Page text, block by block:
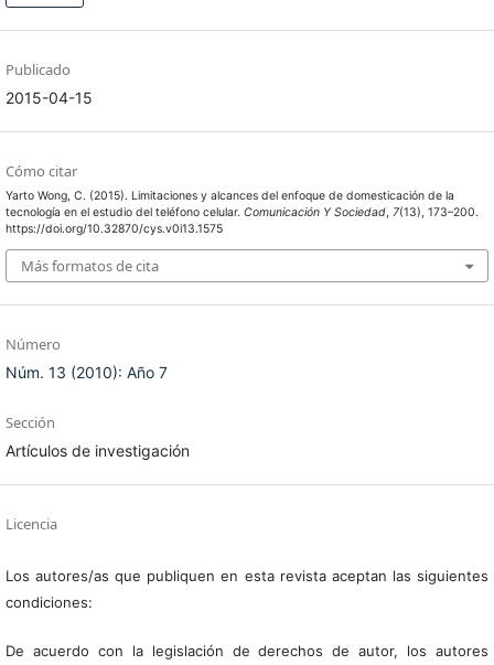
Publicado
2015-04-15
Cómo citar
Yarto Wong, C. (2015). Limitaciones y alcances del enfoque de domesticación de la
tecnología en el estudio del teléfono celular. Comunicación Y Sociedad, 7(13), 173–200.
https://doi.org/10.32870/cys.v0i13.1575
Más formatos de cita
Número
Núm. 13 (2010): Año 7
Sección
Artículos de investigación
Licencia
Los autores/as que publiquen en esta revista aceptan las siguientes
condiciones:
De acuerdo con la legislación de derechos de autor, los autores